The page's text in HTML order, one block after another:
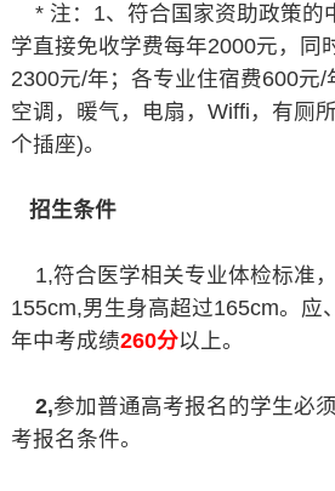
* 注：1、符合国家资助政策的
学直接免收学费每年2000元，同
2300元/年；各专业住宿费600元/
空调，暖气，电扇，Wiffi，有厕
个插座)。
招生条件
1,符合医学相关专业体检标准
155cm,男生身高超过165cm。应
年中考成绩260分以上。
2,参加普通高考报名的学生必
考报名条件。